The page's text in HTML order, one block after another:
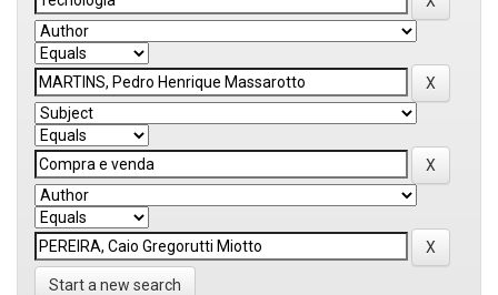
Start a new search